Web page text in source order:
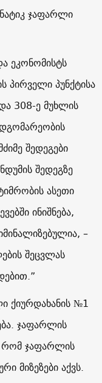
ჯაფარლი
ეკონომისტს
პირველი პუნქტისა
308-ე მუხლის
შედეგები
შედეგზე
ასეთი
ინიშნება,
–
შეცვლას
ქიურდახანის №1
ჯაფარლის
რომ ჯაფარლის
მიზეზები აქვს.